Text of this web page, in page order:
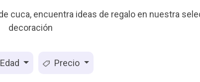
cuca, encuentra ideas de regalo en nuestra
decoración
Edad Precio